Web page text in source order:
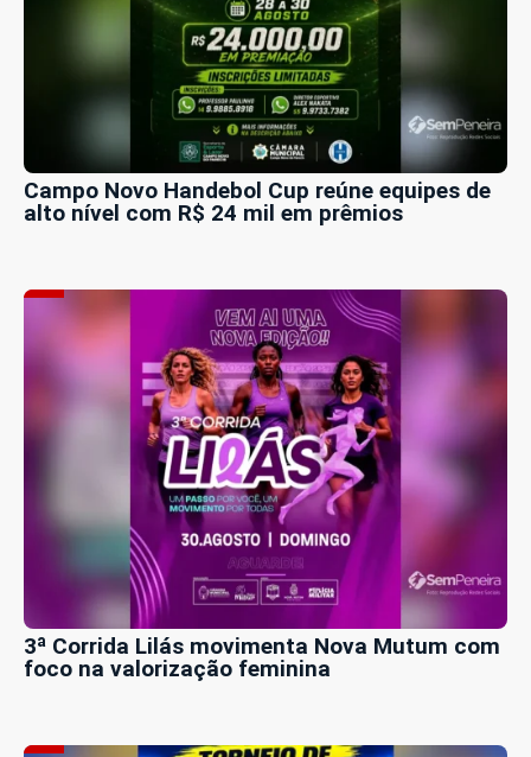
Campo Novo Handebol Cup reúne equipes de
alto nível com R$ 24 mil em prêmios
3ª Corrida Lilás movimenta Nova Mutum com
foco na valorização feminina